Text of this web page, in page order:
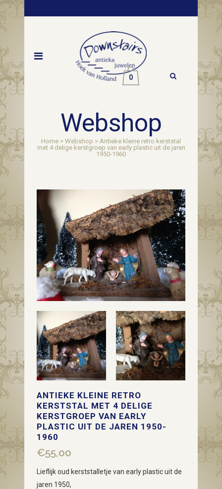
0
Webshop
Home > Webshop > Antieke kleine retro kerststal
met 4 delige kerstgroep van early plastic uit de jaren
1950-1960
ANTIEKE KLEINE RETRO
KERSTSTAL MET 4 DELIGE
KERSTGROEP VAN EARLY
PLASTIC UIT DE JAREN 1950-
1960
€55,00
Lieflijk oud kerststalletje van early plastic uit de
jaren 1950,